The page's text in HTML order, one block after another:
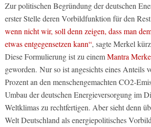
Zur politischen Begründung der deutschen
erster Stelle deren Vorbildfunktion für den
wenn nicht wir, soll denn zeigen, dass man
etwas entgegensetzen kann“, sagte Merkel
Diese Formulierung ist zu einemMantra
geworden. Nur so ist angesichts eines Anteils
Prozent an den menschengemachten CO2-
Umbau der deutschen Energieversorgung im
Weltklimas zu rechtfertigen. Aber sieht denn
Welt Deutschland als energiepolitisches